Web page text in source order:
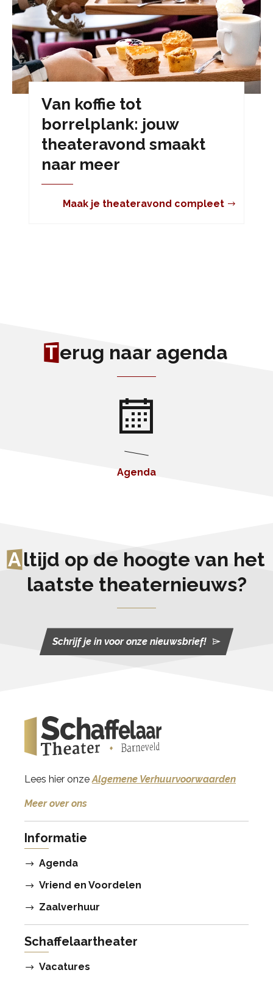
Van koffie tot
borrelplank: jouw
theateravond smaakt
naar meer
Maak je theateravond compleet
Terug naar agenda
Agenda
Altijd op de hoogte van het
laatste theaternieuws?
Schrijf je in voor onze nieuwsbrief!
Lees hier onzeAlgemene Verhuurvoorwaarden
Meer over ons
Informatie
Agenda
Vriend en Voordelen
Zaalverhuur
Schaffelaartheater
Vacatures